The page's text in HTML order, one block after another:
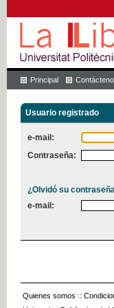
Principal
Usuario registrado
e-mail:
Contraseña:
¿Olvidó su
e-mail:
Quienes somos ::